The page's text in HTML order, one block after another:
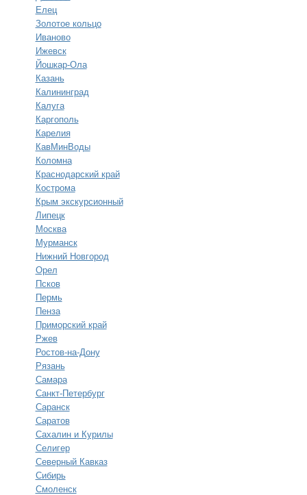
Елец
Золотое кольцо
Иваново
Ижевск
Йошкар-Ола
Казань
Калининград
Калуга
Каргополь
Карелия
КавМинВоды
Коломна
Краснодарский край
Кострома
Крым экскурсионный
Липецк
Москва
Мурманск
Нижний Новгород
Орел
Псков
Пермь
Пенза
Приморский край
Ржев
Ростов-на-Дону
Рязань
Самара
Санкт-Петербург
Саранск
Саратов
Сахалин и Курилы
Селигер
Северный Кавказ
Сибирь
Смоленск